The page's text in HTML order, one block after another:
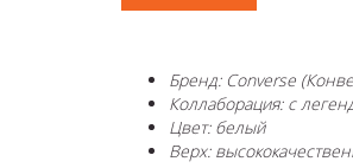
Бренд: Converse
Коллаборация: с
Цвет: белый
Верх: